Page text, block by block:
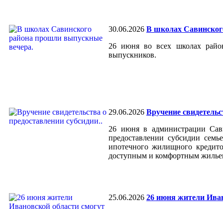
30.06.2026 В школах
26 июня во всех школах
выпускников.
29.06.2026 Вручение
26 июня в администрации
предоставлении субсидии
ипотечного жилищного
доступным и комфортным
25.06.2026 26 июня жители